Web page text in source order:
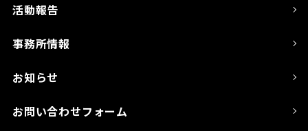
活動報告
事務所情報
お知らせ
お問い合わせフォーム